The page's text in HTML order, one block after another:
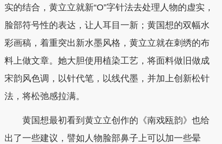
实的结合，黄立立就新“O”字针法去处理人物的虚实，
脸部符号性的表达，让人耳目一新；黄国想的双幅水
彩画稿，着重突出新水墨风格，黄立立就在刺绣的布
料上做文章。她大胆使用植染工艺，将面料做旧做成
宋韵风色调，以针代笔，以线代墨，并加上创新松针
法，将松弛感拉满。
黄国想最初看到黄立立创作的《南戏瓯韵》也给
出了一些建议，譬如人物脸部鼻子上可以加一些晕